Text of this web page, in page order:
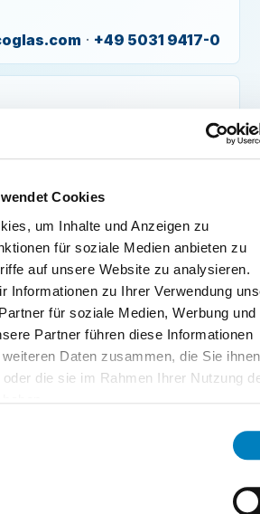
Cookies
um Inhalte und Anzeigen zu
für soziale Medien anbieten zu
auf unsere Website zu analysieren.
Informationen zu Ihrer Verwendung
für soziale Medien, Werbung und
Partner führen diese Informationen
Daten zusammen, die Sie ihnen
die sie im Rahmen Ihrer Nutzung
· +49 5031 9417-0
Hagenburger Str. 54a · 31515
DIESE POSITION
(m/w/d)